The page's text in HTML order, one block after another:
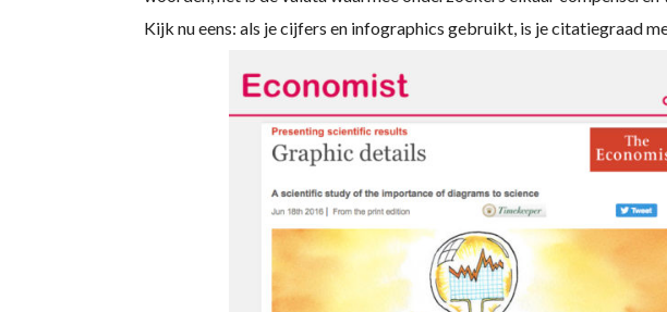
Kijk nu eens: als je cijfers en infographics gebruikt, is je citatiegraad